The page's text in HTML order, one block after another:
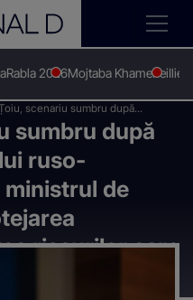
Rabla 2026Mojtaba KhameneiIlie
scenariu sumbru după
războiului ruso-ucrainean. Ce
de Externe pentru
României: ”Evaluarea riscurilor
să vină”
sumbru după
ruso-
ministrul de
riscurilor care